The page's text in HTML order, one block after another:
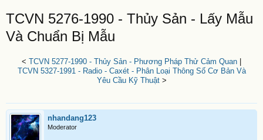
TCVN 5276-1990 - Thủy Sản - Lấy Mẫu
Và Chuẩn Bị Mẫu
< TCVN 5277-1990 - Thủy Sản - Phương Pháp Thử Cảm Quan
TCVN 5327-1991 - Radio - Caxét - Phân Loại Thông Số Cơ Bản Và
Yêu Cầu Kỹ Thuật>
nhandang123
Moderator